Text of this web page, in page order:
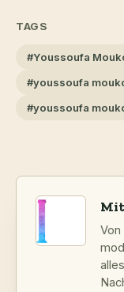
TAGS
#Youssoufa
#youssoufa
#youssoufa
Von